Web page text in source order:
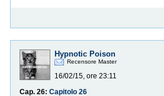
Hypnotic Poison
Recensore Master
16/02/15, ore 23:11
Cap. 26: Capitolo 26